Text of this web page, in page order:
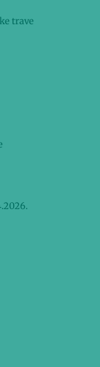
trave